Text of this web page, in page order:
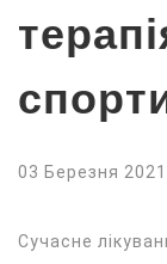
03 Березня 2021
Сучасне